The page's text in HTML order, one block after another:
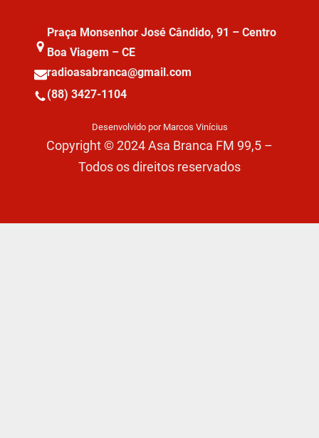
Praça Monsenhor José Cândido, 91 – Centro
Boa Viagem – CE
radioasabranca@gmail.com
(88) 3427-1104
Desenvolvido por Marcos Vinícius
Copyright © 2024 Asa Branca FM 99,5 –
Todos os direitos reservados